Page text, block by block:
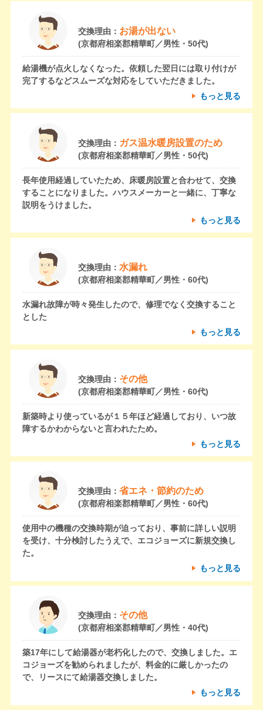
交換理由： お湯が出ない
(京都府相楽郡精華町／男性・50代)
給湯機が点火しなくなった。依頼した翌日には取り付けが
完了するなどスムーズな対応をしていただきました。
もっと見る
交換理由： ガス温水暖房設置のため
(京都府相楽郡精華町／男性・50代)
長年使用経過していたため、床暖房設置と合わせて、交換
することになりました。ハウスメーカーと一緒に、丁寧な
説明をうけました。
もっと見る
交換理由： 水漏れ
(京都府相楽郡精華町／男性・60代)
水漏れ故障が時々発生したので、修理でなく交換すること
とした
もっと見る
交換理由： その他
(京都府相楽郡精華町／男性・60代)
新築時より使っているが１５年ほど経過しており、いつ故
障するかわからないと言われたため。
もっと見る
交換理由： 省エネ・節約のため
(京都府相楽郡精華町／男性・60代)
使用中の機種の交換時期が迫っており、事前に詳しい説明
を受け、十分検討したうえで、エコジョーズに新規交換し
た。
もっと見る
交換理由： その他
(京都府相楽郡精華町／男性・40代)
築17年にして給湯器が老朽化したので、交換しました。エ
コジョーズを勧められましたが、料金的に厳しかったの
で、リースにて給湯器交換しました。
もっと見る